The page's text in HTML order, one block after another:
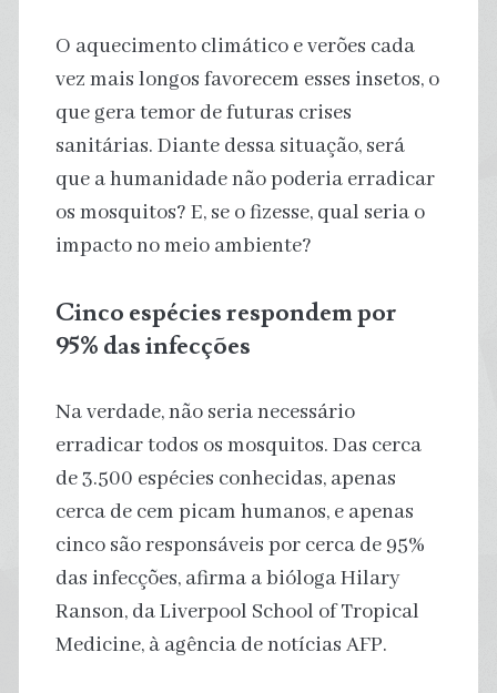
O aquecimento climático e verões cada
vez mais longos favorecem esses insetos, o
que gera temor de futuras crises
sanitárias. Diante dessa situação, será
que a humanidade não poderia erradicar
os mosquitos? E, se o fizesse, qual seria o
impacto no meio ambiente?
Cinco espécies respondem por
95% das infecções
Na verdade, não seria necessário
erradicar todos os mosquitos. Das cerca
de 3.500 espécies conhecidas, apenas
cerca de cem picam humanos, e apenas
cinco são responsáveis por cerca de 95%
das infecções, afirma a bióloga Hilary
Ranson, da Liverpool School of Tropical
Medicine, à agência de notícias AFP.